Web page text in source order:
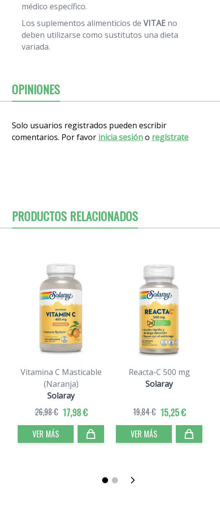
médico específico.
Los suplementos alimenticios de VITAE no
deben utilizarse como sustitutos una dieta
variada.
OPINIONES
Solo usuarios registrados pueden escribir
comentarios. Por favor inicia sesióno regístrate
PRODUCTOS RELACIONADOS
Vitamina C Masticable
(Naranja)
Solaray
17,98 €
26,98 €
VER MÁS
Reacta-C 500 mg
Solaray
15,25 €
19,84 €
VER MÁS